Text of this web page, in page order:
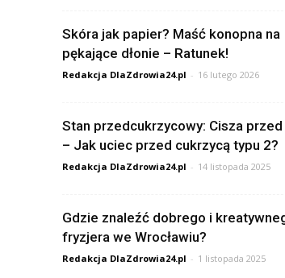
Skóra jak papier? Maść konopna na
pękające dłonie – Ratunek!
Redakcja DlaZdrowia24.pl - 16 lutego 2026
Stan przedcukrzycowy: Cisza
– Jak uciec przed cukrzycą typu 2?
Redakcja DlaZdrowia24.pl - 14 listopada 2025
Gdzie znaleźć dobrego i
fryzjera we Wrocławiu?
Redakcja DlaZdrowia24.pl - 1 listopada 2025